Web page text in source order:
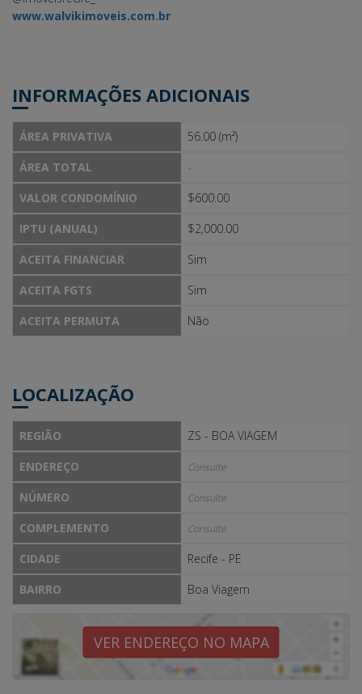
www.walvikimoveis.com.br
INFORMAÇÕES ADICIONAIS
ÁREA PRIVATIVA
56.00 (m²)
ÁREA TOTAL
-
VALOR CONDOMÍNIO
$600.00
IPTU (ANUAL)
$2,000.00
ACEITA FINANCIAR
Sim
ACEITA FGTS
Sim
ACEITA PERMUTA
Não
LOCALIZAÇÃO
REGIÃO
ZS - BOA VIAGEM
ENDEREÇO
Consulte
NÚMERO Consulte
COMPLEMENTO Consulte
CIDADE
Recife - PE
BAIRRO
Boa Viagem
VER ENDEREÇO NO MAPA